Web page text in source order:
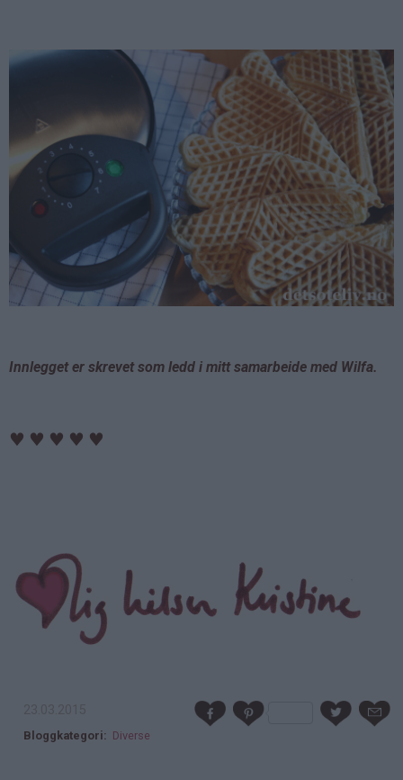
Innlegget er skrevet som ledd i mitt samarbeide med Wilfa.
♥ ♥ ♥ ♥ ♥
Bloggkategori Diverse